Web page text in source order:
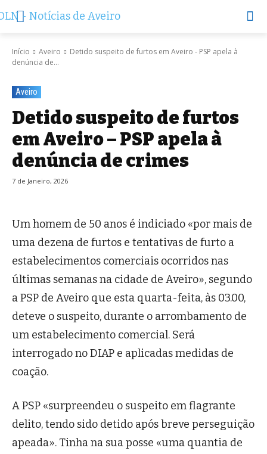
Início Aveiro
Detido suspeito de furtos em Aveiro - PSP apela à
denúncia de...
Aveiro
Detido suspeito de furtos
em Aveiro – PSP apela à
denúncia de crimes
7 de Janeiro, 2026
Um homem de 50 anos é indiciado «por mais de
uma dezena de furtos e tentativas de furto a
estabelecimentos comerciais ocorridos nas
últimas semanas na cidade de Aveiro», segundo
a PSP de Aveiro que esta quarta-feita, às 03.00,
deteve o suspeito, durante o arrombamento de
um estabelecimento comercial. Será
interrogado no DIAP e aplicadas medidas de
coação.
A PSP «surpreendeu o suspeito em flagrante
delito, tendo sido detido após breve perseguição
apeada». Tinha na sua posse «uma quantia de